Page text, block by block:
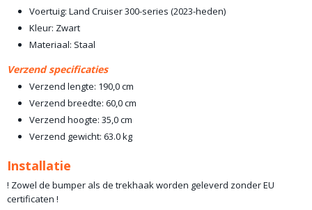
Voertuig: Land Cruiser 300-series (2023-heden)
Kleur: Zwart
Materiaal: Staal
Verzend specificaties
Verzend lengte: 190,0 cm
Verzend breedte: 60,0 cm
Verzend hoogte: 35,0 cm
Verzend gewicht: 63.0 kg
Installatie
! Zowel de bumper als de trekhaak worden geleverd zonder EU
certificaten !